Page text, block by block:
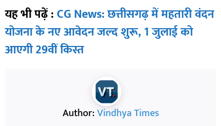
यह भी पढ़ें : CG News: छत्तीसगढ़ में महतारी वंदन
योजना के नए आवेदन जल्द शुरू, 1 जुलाई को
आएगी 29वीं किस्त
Author:Vindhya Times